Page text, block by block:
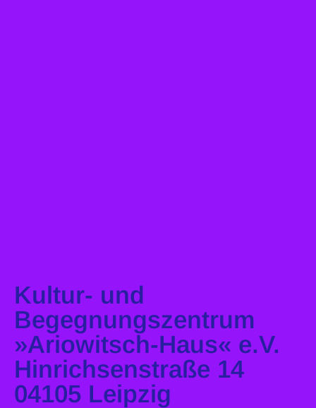
Kultur- und
Begegnungszentrum
»Ariowitsch-Haus« e.V.
Hinrichsenstraße 14
04105 Leipzig